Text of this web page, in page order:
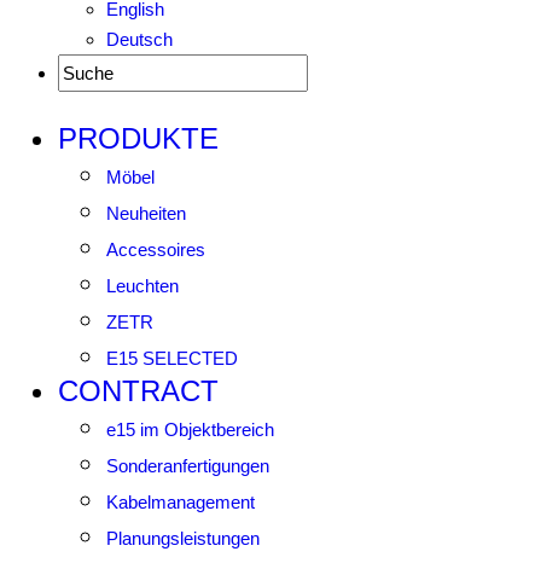
English
Deutsch
PRODUKTE
Möbel
Neuheiten
Accessoires
Leuchten
ZETR
E15 SELECTED
CONTRACT
e15 im Objektbereich
Sonderanfertigungen
Kabelmanagement
Planungsleistungen